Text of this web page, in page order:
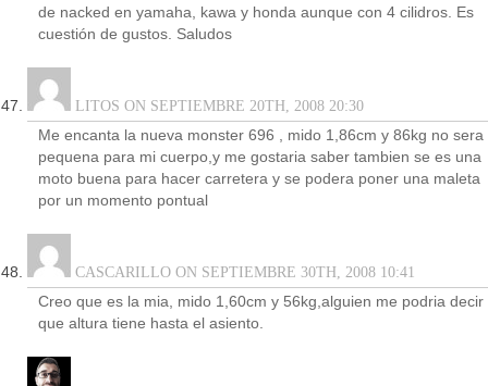
de nacked en yamaha, kawa y honda aunque con 4 cilidros. Es
cuestión de gustos. Saludos
LITOS ON SEPTIEMBRE 20TH, 2008 20:30
Me encanta la nueva monster 696 , mido 1,86cm y 86kg no sera
pequena para mi cuerpo,y me gostaria saber tambien se es una
moto buena para hacer carretera y se podera poner una maleta
por un momento pontual
CASCARILLO ON SEPTIEMBRE 30TH, 2008 10:41
Creo que es la mia, mido 1,60cm y 56kg,alguien me podria decir
que altura tiene hasta el asiento.